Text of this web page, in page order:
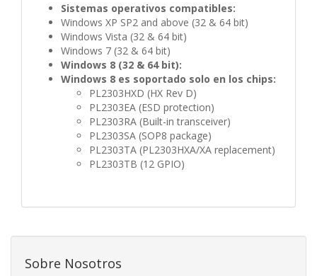
Sistemas operativos compatibles:
Windows XP SP2 and above (32 & 64 bit)
Windows Vista (32 & 64 bit)
Windows 7 (32 & 64 bit)
Windows 8 (32 & 64 bit):
Windows 8 es soportado solo en los chips:
PL2303HXD (HX Rev D)
PL2303EA (ESD protection)
PL2303RA (Built-in transceiver)
PL2303SA (SOP8 package)
PL2303TA (PL2303HXA/XA replacement)
PL2303TB (12 GPIO)
Sobre Nosotros